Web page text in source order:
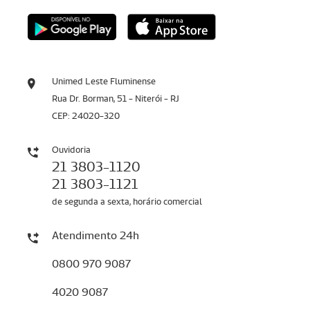
Unimed Leste Fluminense
Rua Dr. Borman, 51 - Niterói - RJ
CEP: 24020-320
Ouvidoria
21 3803-1120
21 3803-1121
de segunda a sexta, horário comercial
Atendimento 24h
0800 970 9087
4020 9087